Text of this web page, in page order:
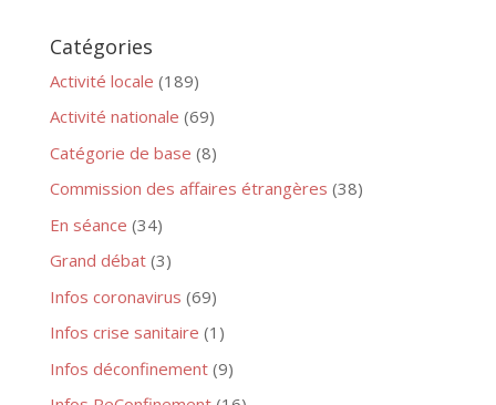
Catégories
Activité locale (189)
Activité nationale (69)
Catégorie de base (8)
Commission des affaires étrangères (38)
En séance (34)
Grand débat(3)
Infos coronavirus (69)
Infos crise sanitaire (1)
Infos déconfinement(9)